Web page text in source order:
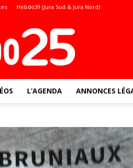
Hebdo39 (Jura Sud & Jura Nord)
L’AGENDA ANNONCES